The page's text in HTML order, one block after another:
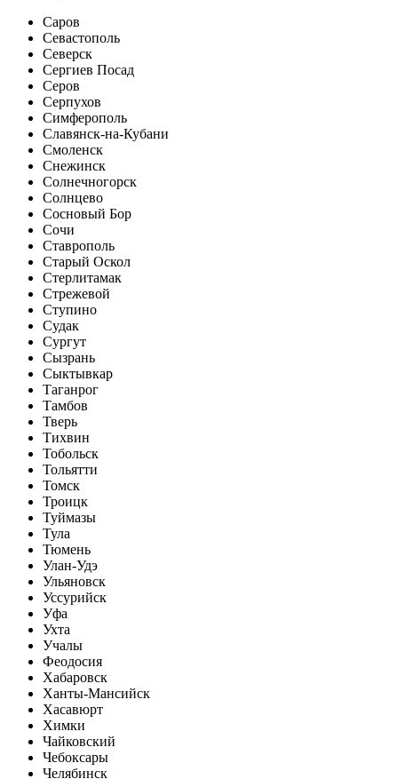
Саров
Севастополь
Северск
Сергиев Посад
Серов
Серпухов
Симферополь
Славянск-на-Кубани
Смоленск
Снежинск
Солнечногорск
Солнцево
Сосновый Бор
Сочи
Ставрополь
Старый Оскол
Стерлитамак
Стрежевой
Ступино
Судак
Сургут
Сызрань
Сыктывкар
Таганрог
Тамбов
Тверь
Тихвин
Тобольск
Тольятти
Томск
Троицк
Туймазы
Тула
Тюмень
Улан-Удэ
Ульяновск
Уссурийск
Уфа
Ухта
Учалы
Феодосия
Хабаровск
Ханты-Мансийск
Хасавюрт
Химки
Чайковский
Чебоксары
Челябинск